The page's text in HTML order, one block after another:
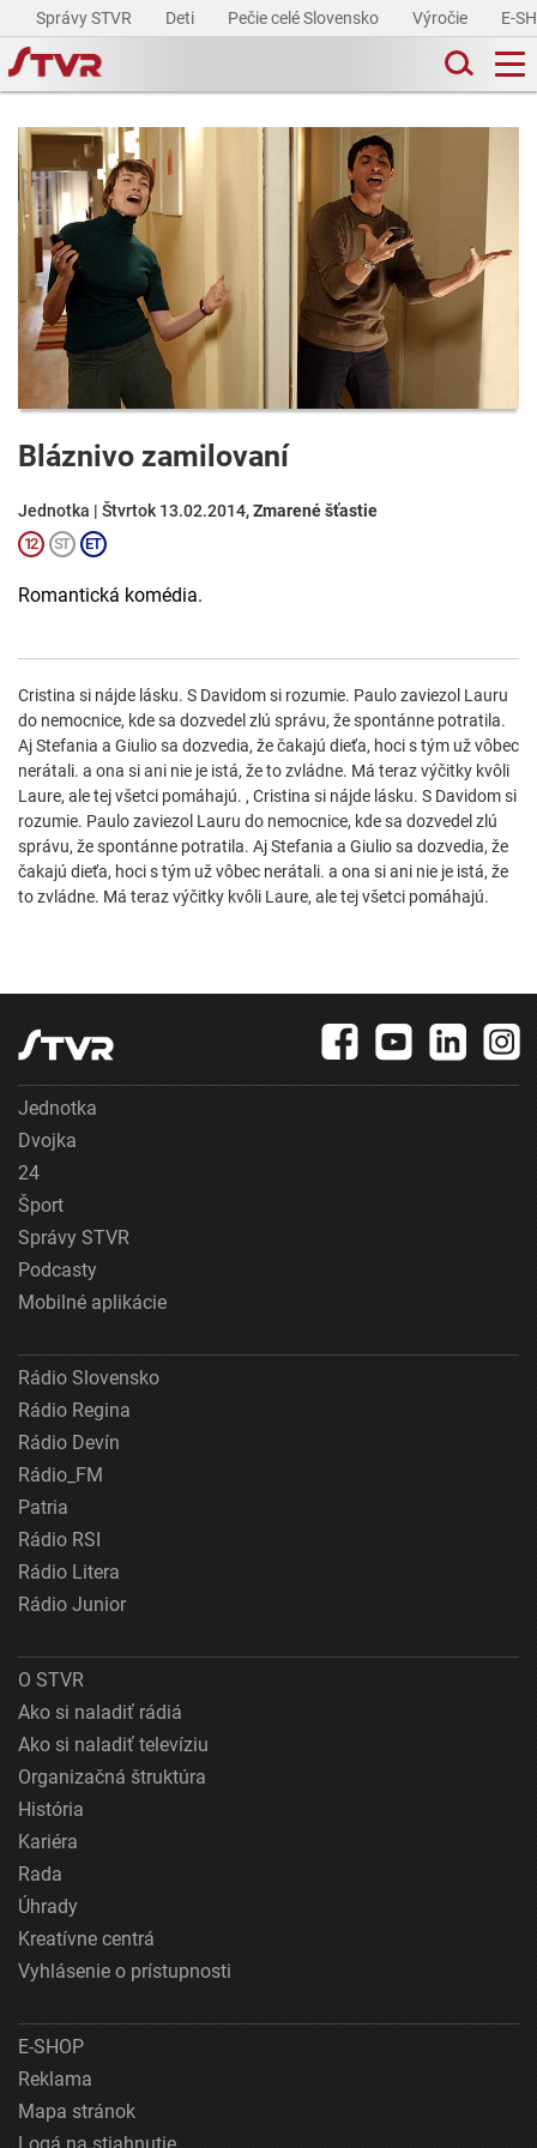
Správy STVR Deti Pečie celé Slovensko Výročie E-
Bláznivo zamilovaní
Jednotka | Štvrtok 13.02.2014,Zmarené šťastie
Romantická komédia.
Cristina si nájde lásku. S Davidom si rozumie. Paulo zaviezol Lauru
do nemocnice, kde sa dozvedel zlú správu, že spontánne potratila.
Aj Stefania a Giulio sa dozvedia, že čakajú dieťa, hoci s tým už vôbec
nerátali. a ona si ani nie je istá, že to zvládne. Má teraz výčitky kvôli
Laure, ale tej všetci pomáhajú. , Cristina si nájde lásku. S Davidom si
rozumie. Paulo zaviezol Lauru do nemocnice, kde sa dozvedel zlú
správu, že spontánne potratila. Aj Stefania a Giulio sa dozvedia, že
čakajú dieťa, hoci s tým už vôbec nerátali. a ona si ani nie je istá, že
to zvládne. Má teraz výčitky kvôli Laure, ale tej všetci pomáhajú.
Jednotka
Dvojka
24
Šport
Správy STVR
Podcasty
Mobilné aplikácie
Rádio Slovensko
Rádio Regina
Rádio Devín
Rádio_FM
Patria
Rádio RSI
Rádio Litera
Rádio Junior
O STVR
Ako si naladiť rádiá
Ako si naladiť televíziu
Organizačná štruktúra
História
Kariéra
Rada
Úhrady
Kreatívne centrá
Vyhlásenie o prístupnosti
E-SHOP
Reklama
Mapa stránok